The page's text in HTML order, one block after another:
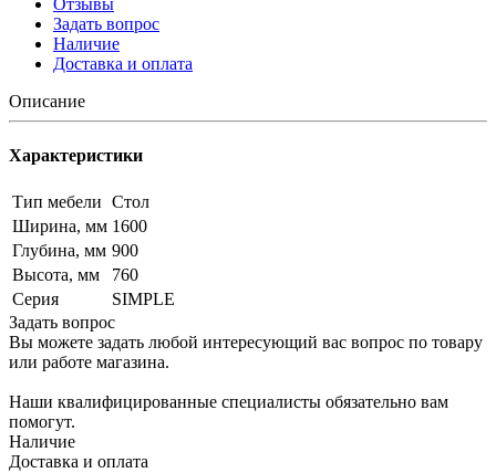
Задать вопрос
Наличие
Доставка и оплата
Описание
Характеристики
Тип мебели Стол
Ширина, мм 1600
Глубина, мм 900
Высота, мм
760
Серия
SIMPLE
Задать вопрос
Вы можете задать любой интересующий вас вопрос по товару
или работе магазина.
Наши квалифицированные специалисты обязательно вам
помогут.
Наличие
Доставка и оплата